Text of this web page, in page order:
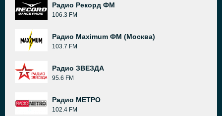
Радио Рекорд ФМ
106.3 FM
Радио Maximum ФМ (Москва)
103.7 FM
Радио ЗВЕЗДА
95.6 FM
Радио МЕТРО
102.4 FM